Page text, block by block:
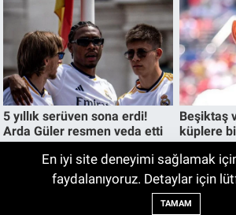
En iyi site deneyimi sağlamak
faydalanıyoruz. Detaylar için
TAMAM
İnegöl’deki okulların LGS
belli oldu. İşte en yüksek